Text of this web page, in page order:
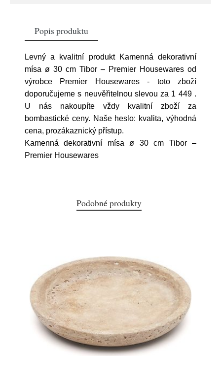
Popis produktu
Levný a kvalitní produkt Kamenná dekorativní
mísa ø 30 cm Tibor – Premier Housewares od
výrobce Premier Housewares - toto zboží
doporučujeme s neuvěřitelnou slevou za 1 449 .
U nás nakoupíte vždy kvalitní zboží za
bombastické ceny. Naše heslo: kvalita, výhodná
cena, prozákaznický přístup.
Kamenná dekorativní mísa ø 30 cm Tibor –
Premier Housewares
Podobné produkty